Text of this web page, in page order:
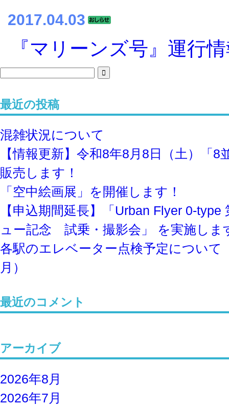
2017.04.03
『マリーンズ号』運行
最近の投稿
混雑状況について
【情報更新】令和8年8⽉8⽇（土）「8
販売します！
「空中絵画展」を開催します！
【申込期間延長】「Urban Flyer 0-type
ュー記念 試乗・撮影会」 を実施しま
各駅のエレベーター点検予定について
月）
最近のコメント
アーカイブ
2026年8月
2026年7月